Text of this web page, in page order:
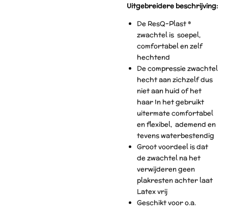
Uitgebreidere beschrijving:
De ResQ-Plast ®
zwachtel is soepel,
comfortabel en zelf
hechtend
De compressie zwachtel
hecht aan zichzelf dus
niet aan huid of het
haar In het gebruikt
uitermate comfortabel
en flexibel, ademend en
tevens waterbestendig
Groot voordeel is dat
de zwachtel na het
verwijderen geen
plakresten achter laat
Latex vrij
Geschikt voor o.a.